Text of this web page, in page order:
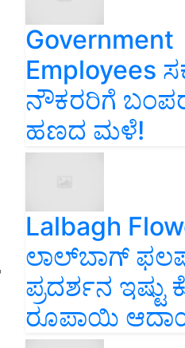
Government
Employees
ನೌಕರರಿಗೆ ಬಂಪರ್‌
ಹಣದ ಮಳೆ!
Lalbagh
ಲಾಲ್‌ಬಾಗ್
ಪ್ರದರ್ಶನ
ರೂಪಾಯಿ